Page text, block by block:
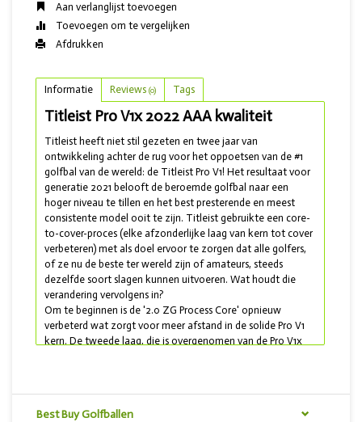
Aan verlanglijst toevoegen
Toevoegen om te vergelijken
Afdrukken
Informatie Reviews (0) Tags
Titleist Pro V1x 2022 AAA kwaliteit
Titleist heeft niet stil gezeten en twee jaar van
ontwikkeling achter de rug voor het oppoetsen van de #1
golfbal van de wereld: de Titleist Pro V1! Het resultaat voor
generatie 2021 belooft de beroemde golfbal naar een
hoger niveau te tillen en het best presterende en meest
consistente model ooit te zijn. Titleist gebruikte een core-
to-cover-proces (elke afzonderlijke laag van kern tot cover
verbeteren) met als doel ervoor te zorgen dat alle golfers,
of ze nu de beste ter wereld zijn of amateurs, steeds
dezelfde soort slagen kunnen uitvoeren. Wat houdt die
verandering vervolgens in?
Om te beginnen is de '2.0 ZG Process Core' opnieuw
verbeterd wat zorgt voor meer afstand in de solide Pro V1
kern. De tweede laag, die is overgenomen van de Pro V1x
tien jaar is het dimple patroon aangepast! Het patroon met
Best Buy Golfballen